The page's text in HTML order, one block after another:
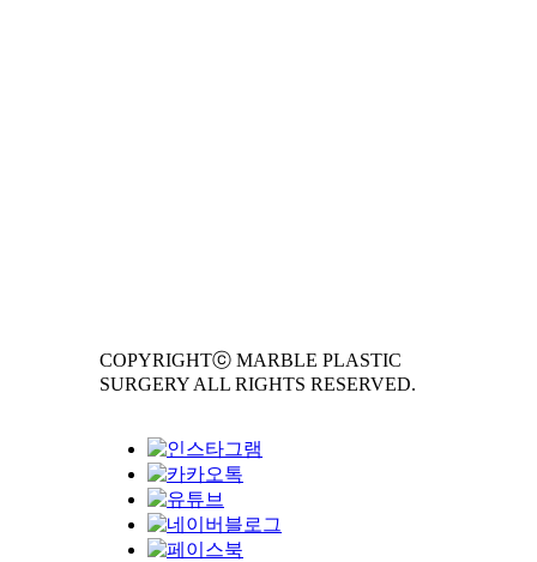
COPYRIGHTⓒ MARBLE PLASTIC
SURGERY ALL RIGHTS RESERVED.